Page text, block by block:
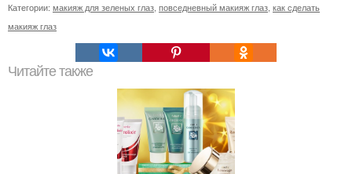
Категории: макияж для зеленых глаз повседневный макияж глаз как сделать
макияж глаз
Читайте также